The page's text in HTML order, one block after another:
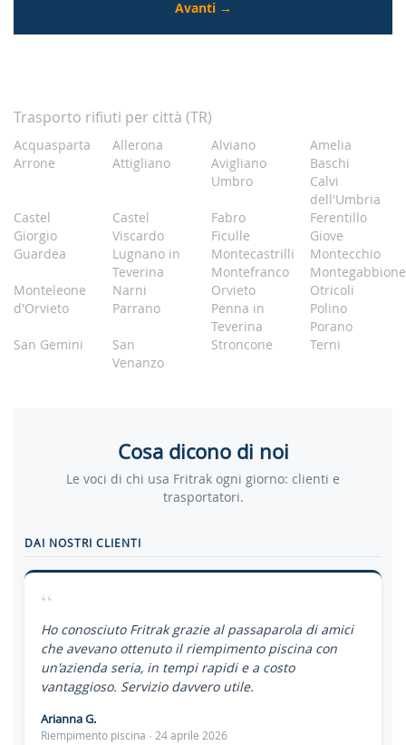
Trasporto rifiuti per città (TR)
Acquasparta Allerona Alviano
Amelia
Arrone
Attigliano
Avigliano
Umbro
Baschi
Calvi
dell'Umbria
Castel
Giorgio
Castel
Viscardo
Fabro
Ferentillo
Ficulle
Giove
Guardea
Lugnano in
Teverina
Montecastrilli
Montecchio
Montefranco
Montegabbione
Monteleone
d'Orvieto
Narni Orvieto
Otricoli
Parrano
Penna in
Teverina
Polino
Porano
San Gemini
San
Venanzo
Stroncone Terni
Cosa dicono di noi
Le voci di chi usa Fritrak ogni giorno: clienti e
trasportatori.
DAI NOSTRI CLIENTI
“
Ho conosciuto Fritrak grazie al passaparola di amici
che avevano ottenuto il riempimento piscina con
un'azienda seria, in tempi rapidi e a costo
vantaggioso. Servizio davvero utile.
Arianna G.
Riempimento piscina · 24 aprile 2026